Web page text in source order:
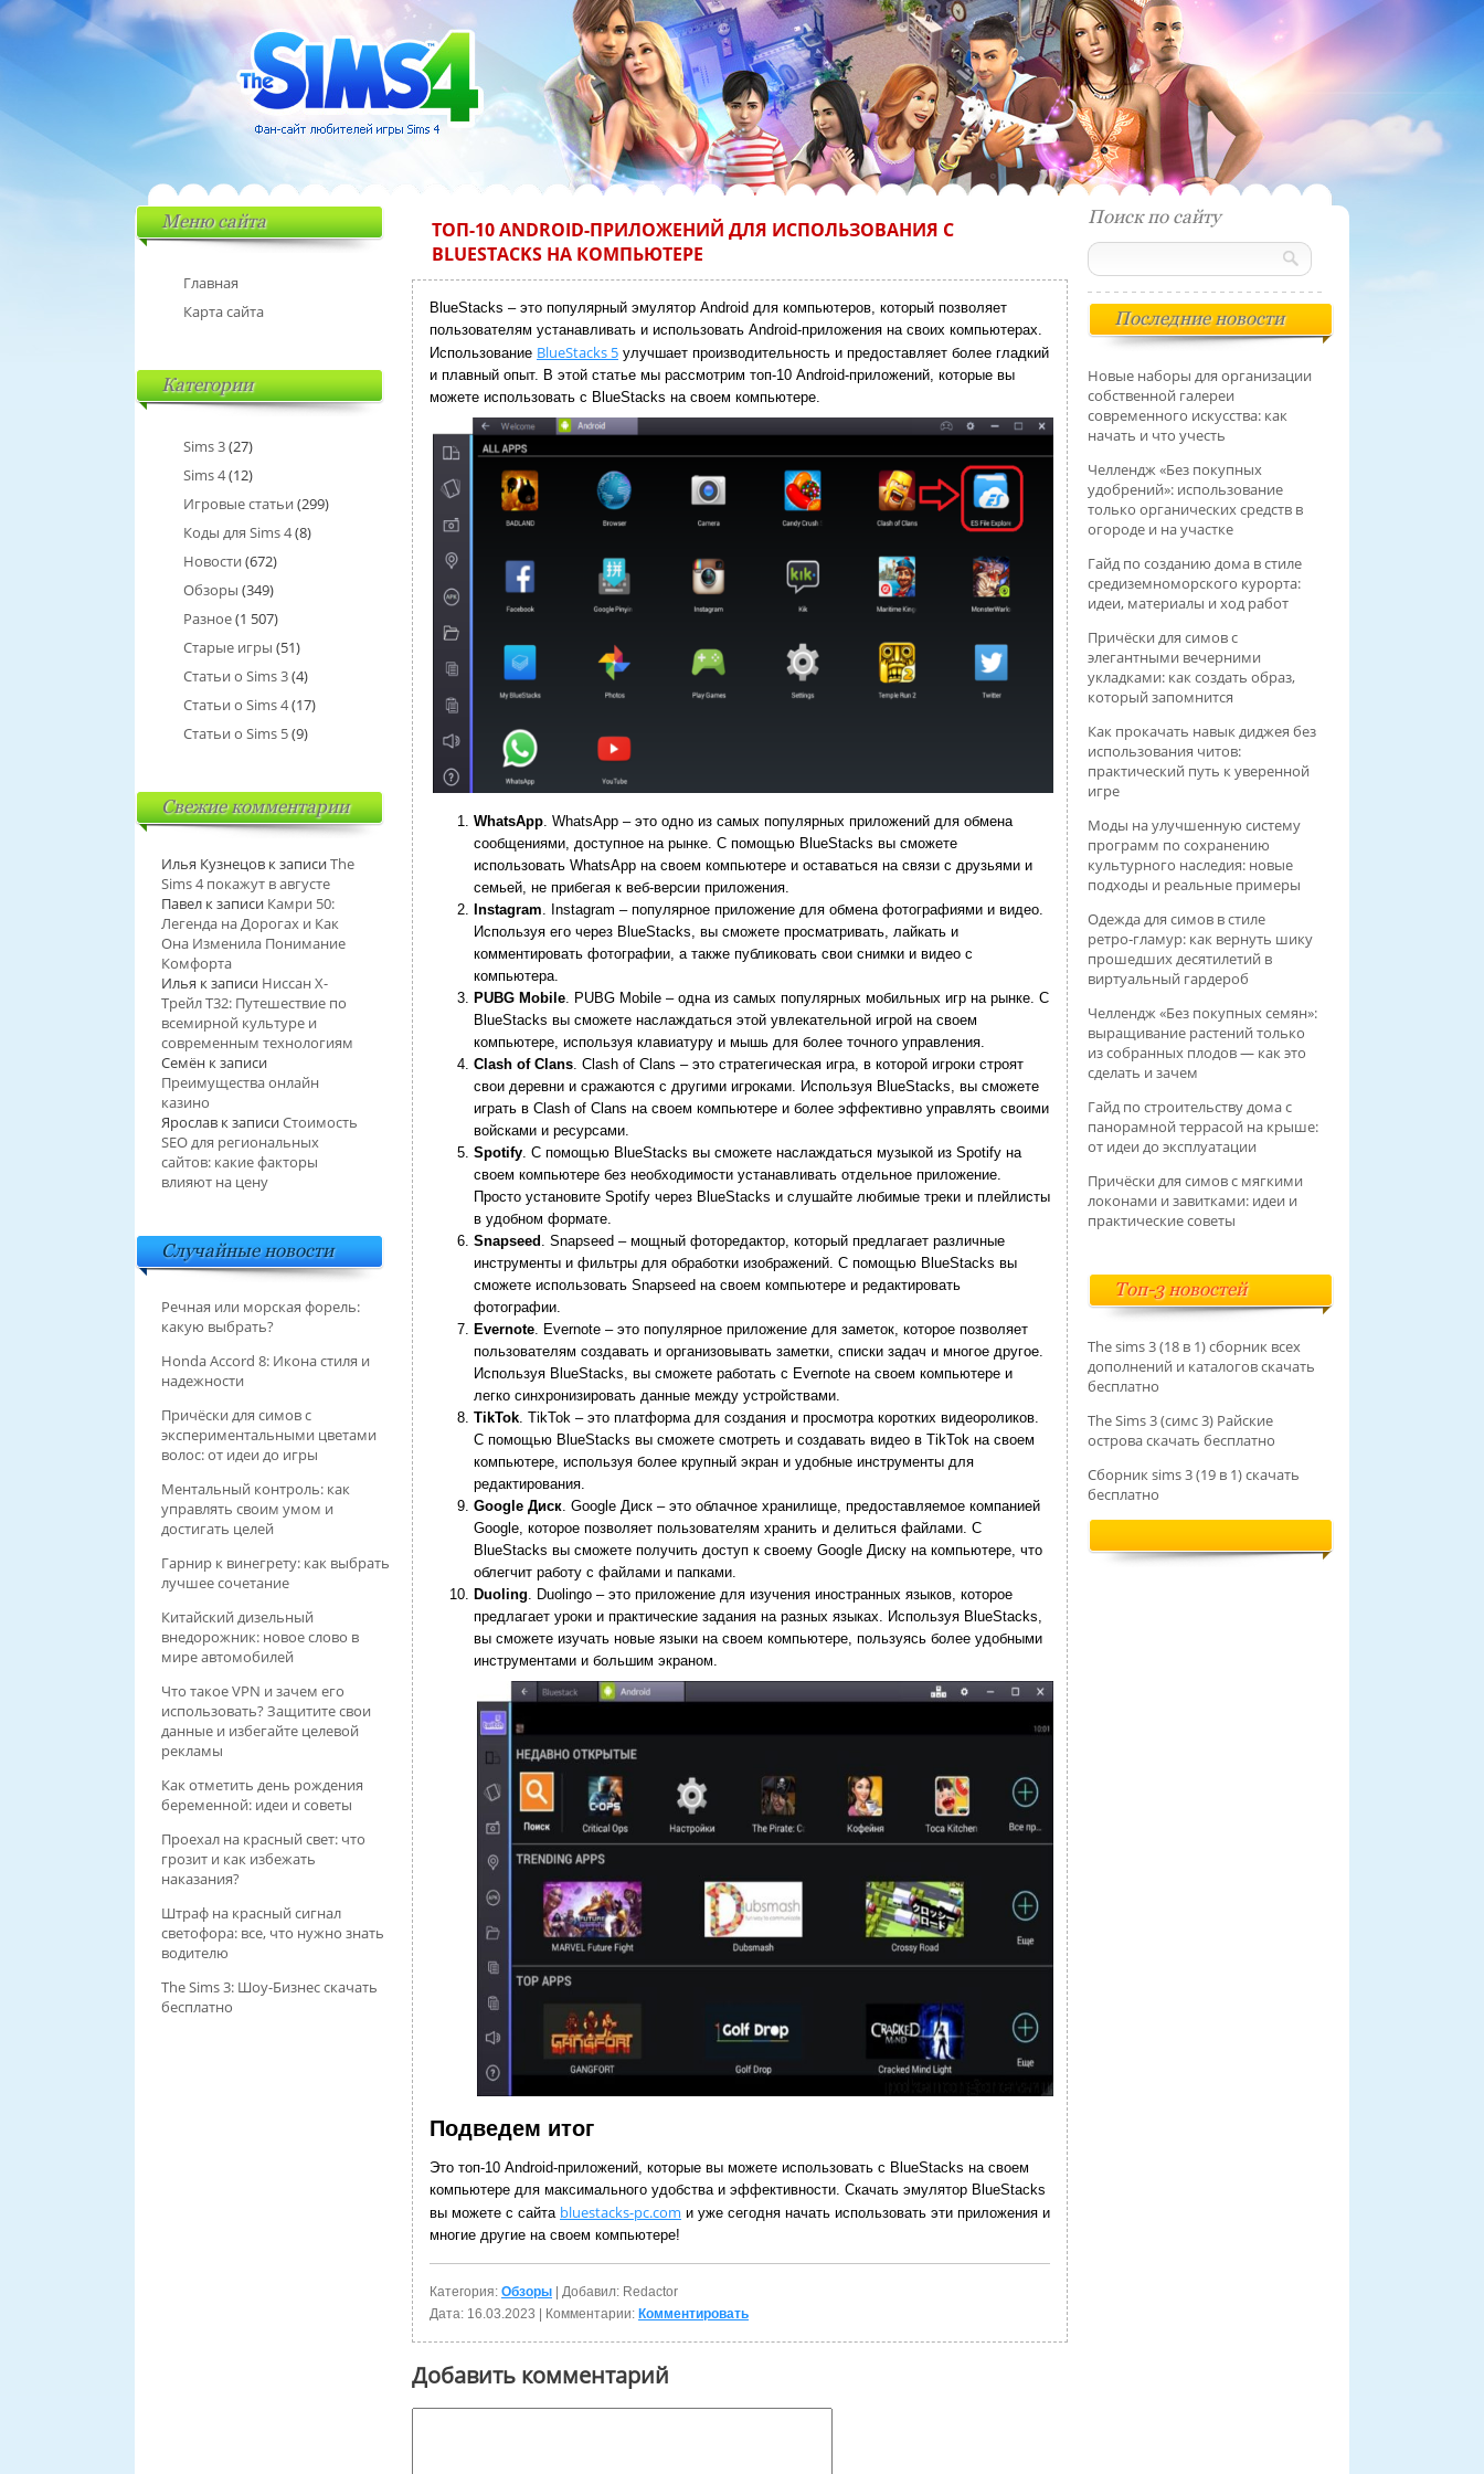
ТОП-10 ANDROID-ПРИЛОЖЕНИЙ ДЛЯ ИСПОЛЬЗОВАНИЯ С
BLUESTACKS НА КОМПЬЮТЕРЕ
BlueStacks – это популярный эмулятор Android для компьютеров, который позволяет
пользователям устанавливать и использовать Android-приложения на своих компьютерах.
Использование BlueStacks 5 улучшает производительность и предоставляет более гладкий
и плавный опыт. В этой статье мы рассмотрим топ-10 Android-приложений, которые вы
можете использовать с BlueStacks на своем компьютере.
WhatsApp . WhatsApp – это одно из самых популярных приложений для обмена
сообщениями, доступное на рынке. С помощью BlueStacks вы сможете
использовать WhatsApp на своем компьютере и оставаться на связи с друзьями и
семьей, не прибегая к веб-версии приложения.
Instagram . Instagram – популярное приложение для обмена фотографиями и видео.
Используя его через BlueStacks, вы сможете просматривать, лайкать и
комментировать фотографии, а также публиковать свои снимки и видео с
компьютера.
PUBG Mobile . PUBG Mobile – одна из самых популярных мобильных игр на рынке. С
BlueStacks вы сможете наслаждаться этой увлекательной игрой на своем
компьютере, используя клавиатуру и мышь для более точного управления.
Clash of Clans . Clash of Clans – это стратегическая игра, в которой игроки строят
свои деревни и сражаются с другими игроками. Используя BlueStacks, вы сможете
играть в Clash of Clans на своем компьютере и более эффективно управлять своими
войсками и ресурсами.
Spotify . С помощью BlueStacks вы сможете наслаждаться музыкой из Spotify на
своем компьютере без необходимости устанавливать отдельное приложение.
Просто установите Spotify через BlueStacks и слушайте любимые треки и плейлисты
в удобном формате.
Snapseed . Snapseed – мощный фоторедактор, который предлагает различные
инструменты и фильтры для обработки изображений. С помощью BlueStacks вы
сможете использовать Snapseed на своем компьютере и редактировать
фотографии.
Evernote . Evernote – это популярное приложение для заметок, которое позволяет
пользователям создавать и организовывать заметки, списки задач и многое другое.
Используя BlueStacks, вы сможете работать с Evernote на своем компьютере и
легко синхронизировать данные между устройствами.
TikTok . TikTok – это платформа для создания и просмотра коротких видеороликов.
С помощью BlueStacks вы сможете смотреть и создавать видео в TikTok на своем
компьютере, используя более крупный экран и удобные инструменты для
редактирования.
Google Диск . Google Диск – это облачное хранилище, предоставляемое компанией
Google, которое позволяет пользователям хранить и делиться файлами. С
BlueStacks вы сможете получить доступ к своему Google Диску на компьютере, что
облегчит работу с файлами и папками.
Duoling . Duolingo – это приложение для изучения иностранных языков, которое
предлагает уроки и практические задания на разных языках. Используя BlueStacks,
вы сможете изучать новые языки на своем компьютере, пользуясь более удобными
инструментами и большим экраном.
Подведем итог
Это топ-10 Android-приложений, которые вы можете использовать с BlueStacks на своем
компьютере для максимального удобства и эффективности. Скачать эмулятор BlueStacks
вы можете с сайта bluestacks-pc.com и уже сегодня начать использовать эти приложения и
многие другие на своем компьютере!
Категория: Обзоры | Добавил: Redactor
Дата: 16.03.2023 | Комментарии: Комментировать
Добавить комментарий
Меню сайта
Главная
Карта сайта
Категории
Sims 3(27)
Sims 4(12)
Игровые статьи (299)
Коды для Sims 4(8)
Новости (672)
Обзоры (349)
Разное(1 507)
Старые игры (51)
Статьи о Sims 3(4)
Статьи о Sims 4(17)
Статьи о Sims 5(9)
Свежие комментарии
Илья Кузнецов к записиThe
Sims 4 покажут в августе
Павел к записи Камри 50:
Легенда на Дорогах и Как
Она Изменила Понимание
Комфорта
Илья к записи Ниссан Х-
Трейл T32: Путешествие по
всемирной культуре и
современным технологиям
Семён к записи
Преимущества онлайн
казино
Ярослав к записиСтоимость
SEO для региональных
сайтов: какие факторы
влияют на цену
Случайные новости
Речная или морская форель:
какую выбрать?
Honda Accord 8: Икона стиля и
надежности
Причёски для симов с
экспериментальными цветами
волос: от идеи до игры
Ментальный контроль: как
управлять своим умом и
достигать целей
Гарнир к винегрету: как выбрать
лучшее сочетание
Китайский дизельный
внедорожник: новое слово в
мире автомобилей
Что такое VPN и зачем его
использовать? Защитите свои
данные и избегайте целевой
рекламы
Как отметить день рождения
беременной: идеи и советы
Проехал на красный свет: что
грозит и как избежать
наказания?
Штраф на красный сигнал
светофора: все, что нужно знать
водителю
The Sims 3: Шоу-Бизнес скачать
бесплатно
Поиск по сайту
Последние новости
Новые наборы для организации
собственной галереи
современного искусства: как
начать и что учесть
Челлендж «Без покупных
удобрений»: использование
только органических средств в
огороде и на участке
Гайд по созданию дома в стиле
средиземноморского курорта:
идеи, материалы и ход работ
Причёски для симов с
элегантными вечерними
укладками: как создать образ,
который запомнится
Как прокачать навык диджея без
использования читов:
практический путь к уверенной
игре
Моды на улучшенную систему
программ по сохранению
культурного наследия: новые
подходы и реальные примеры
Одежда для симов в стиле
ретро‑гламур: как вернуть шику
прошедших десятилетий в
виртуальный гардероб
Челлендж «Без покупных семян»:
выращивание растений только
из собранных плодов — как это
сделать и зачем
Гайд по строительству дома с
панорамной террасой на крыше:
от идеи до эксплуатации
Причёски для симов с мягкими
локонами и завитками: идеи и
практические советы
Топ-3 новостей
The sims 3 (18 в 1) сборник всех
дополнений и каталогов скачать
бесплатно
The Sims 3 (симс 3) Райские
острова скачать бесплатно
Сборник sims 3 (19 в 1) скачать
бесплатно